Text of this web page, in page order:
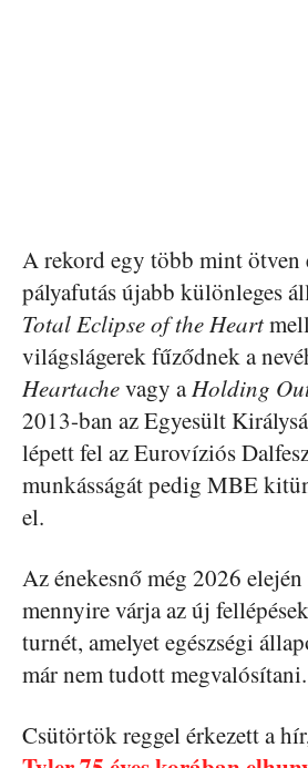
A rekord egy több mint ötven
pályafutás újabb különleges
Total Eclipse of the Heart
világslágerek fűződnek a
Heartachevagy aHolding
2013-ban az Egyesült
lépett fel az Eurovíziós
munkásságát pedig MBE
el.
Az énekesnő még 2026
mennyire várja az új
turnét, amelyet egészségi
már nem tudott megvalósítani.
Csütörtök reggel érkezett a